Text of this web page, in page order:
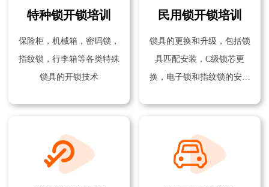
特种锁开锁培训
保险柜，机械箱，密码锁，
指纹锁，行李箱等各类特殊
锁具的开锁技术
民用锁开锁培训
锁具的更换和升级，包括锁
具匹配安装，C级锁芯更
换，电子锁和指纹锁的安装